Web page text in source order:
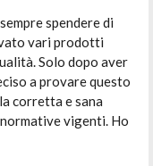
spendere di
vari prodotti
Solo dopo aver
a provare questo
corretta e sana
vigenti. Ho